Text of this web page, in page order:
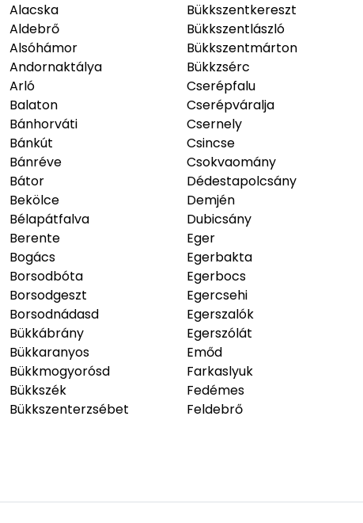
Alacska
Aldebrő
Alsóhámor
Andornaktálya
Arló
Balaton
Bánhorváti
Bánkút
Bánréve
Bátor
Bekölce
Bélapátfalva
Berente
Bogács
Borsodbóta
Borsodgeszt
Borsodnádasd
Bükkábrány
Bükkaranyos
Bükkmogyorósd
Bükkszék
Bükkszenterzsébet
Bükkszentkereszt
Bükkszentlászló
Bükkszentmárton
Bükkzsérc
Cserépfalu
Cserépváralja
Csernely
Csincse
Csokvaomány
Dédestapolcsány
Demjén
Dubicsány
Eger
Egerbakta
Egerbocs
Egercsehi
Egerszalók
Egerszólát
Emőd
Farkaslyuk
Fedémes
Feldebrő